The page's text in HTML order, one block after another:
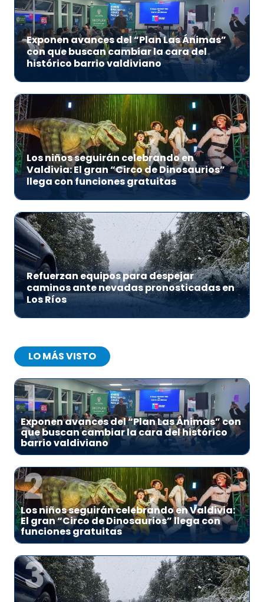
Exponen avances del “Plan Las Ánimas”
con que buscan cambiar la cara del
histórico barrio valdiviano
Los niños seguirán celebrando en
Valdivia: El gran “Circo de Dinosaurios”
llega con funciones gratuitas
Refuerzan equipos para despejar
caminos ante nevadas pronosticadas en
Los Ríos
LO MÁS VISTO
1
Exponen avances del “Plan Las Ánimas” con
que buscan cambiar la cara del histórico
barrio valdiviano
2
Los niños seguirán celebrando en Valdivia:
El gran “Circo de Dinosaurios” llega con
funciones gratuitas
3